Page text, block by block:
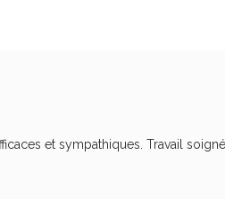
et sympathiques. Travail